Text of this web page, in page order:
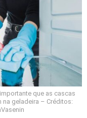
que as cascas
na geladeira – Créditos: